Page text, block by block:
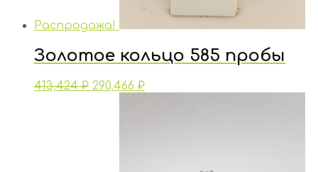
Распродажа!
Золотое кольцо 585 пробы
413,424₽ 290,466 ₽